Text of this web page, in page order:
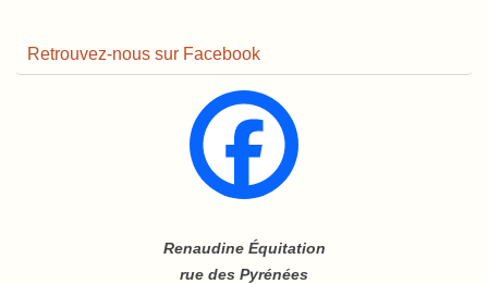
Retrouvez-nous sur Facebook
Renaudine Équitation
rue des Pyrénées